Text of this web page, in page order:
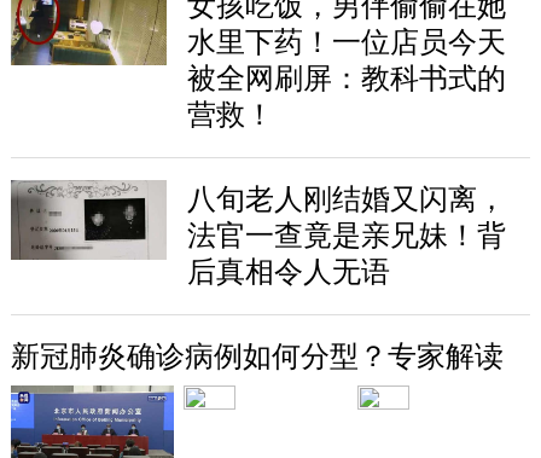
水里下药！一位店员今天
被全网刷屏：教科书式的
营救！
八旬老人刚结婚又闪离，
法官一查竟是亲兄妹！背
后真相令人无语
新冠肺炎确诊病例如何分型？专家解读